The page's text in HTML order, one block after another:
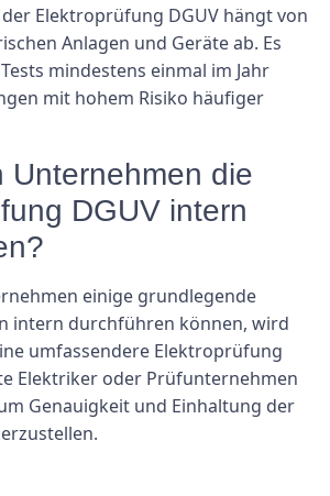
Elektroprüfung DGUV hängt von
Anlagen und Geräte ab. Es
mindestens einmal im Jahr
mit hohem Risiko häufiger
Unternehmen die
DGUV intern
einige grundlegende
intern durchführen können, wird
umfassendere Elektroprüfung
Elektriker oder Prüfunternehmen
Genauigkeit und Einhaltung der